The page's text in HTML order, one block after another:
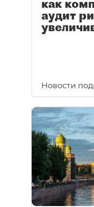
как
аудит
Новости